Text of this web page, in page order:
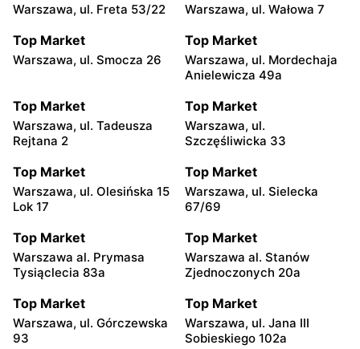
Warszawa, ul. Freta 53/22 Warszawa, ul. Wałowa 7
Top Market
Warszawa, ul. Smocza 26
Top Market
Warszawa, ul. Mordechaja
Anielewicza 49a
Top Market
Warszawa, ul. Tadeusza
Rejtana 2
Top Market
Warszawa, ul.
Szczęśliwicka 33
Top Market
Warszawa, ul. Olesińska 15
Lok 17
Top Market
Warszawa, ul. Sielecka
67/69
Top Market
Warszawa al. Prymasa
Tysiąclecia 83a
Top Market
Warszawa al. Stanów
Zjednoczonych 20a
Top Market
Warszawa, ul. Górczewska
93
Top Market
Warszawa, ul. Jana III
Sobieskiego 102a